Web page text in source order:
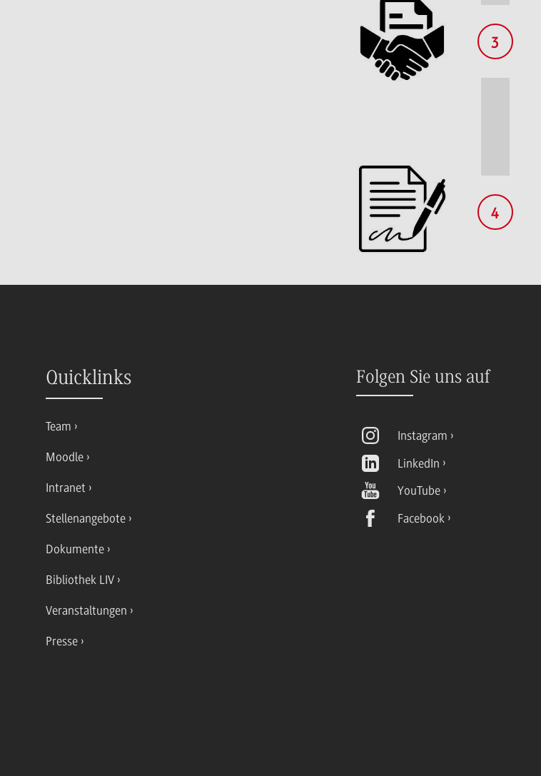
3
4
Quicklinks
Team
Moodle
Intranet
Stellenangebote
Dokumente
Bibliothek LIV
Veranstaltungen
Presse
Folgen Sie uns auf
Instagram
LinkedIn
YouTube
Facebook